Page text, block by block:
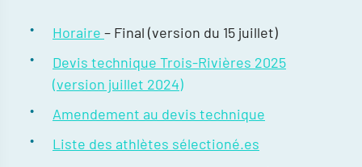
Horaire – Final (version du 15 juillet)
Devis technique Trois-Rivières 2025
(version juillet 2024)
Amendement au devis technique
Liste des athlètes sélectioné.es